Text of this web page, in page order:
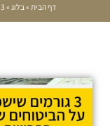
דף הבית » בלוג » 3 גורמים שישפיעו על הביטוחים שלכם לקראת פרישה